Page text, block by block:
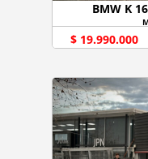
BMW K
$ 19.990.000